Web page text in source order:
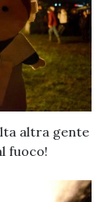
altra gente
fuoco!